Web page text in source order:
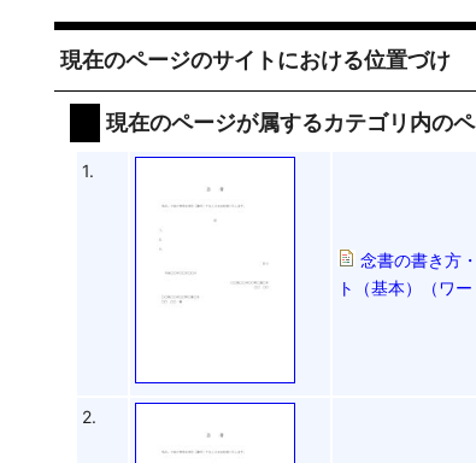
現在のページのサイトにおける位置づけ
現在のページが属するカテゴリ内の
1.
念書の書き方
ト（基本）（ワ
2.